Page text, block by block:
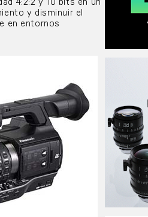
4:2:2 y 10 bits en un
y disminuir el
en entornos